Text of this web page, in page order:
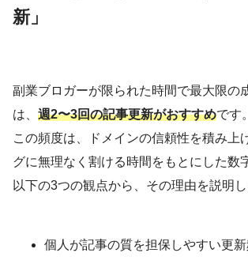
新」
副業ブロガーが限られた時間で最大限の
は、 週2〜3回の記事更新がおすすめです。
この頻度は、ドメインの信頼性を積み上
グに無理なく割ける時間をもとにした数
以下の3つの観点から、その理由を説明し
個人が記事の質を担保しやすい更